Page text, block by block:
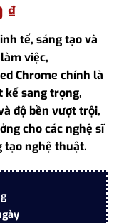
₫.
₫Giá
hiện
tại
là:
6.800.000
tế, sáng tạo và
việc,
Chrome chính là
kế sang trọng,
độ bền vượt trội,
cho các nghệ sĩ
tạo nghệ thuật.